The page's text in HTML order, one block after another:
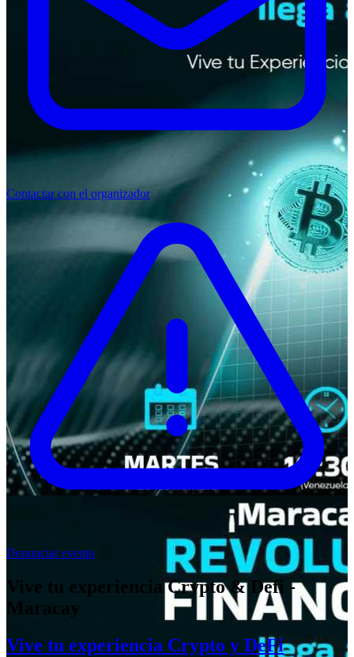
Contactar con el organizador
Denunciar evento
Vive tu experiencia Crypto & Defi -
Maracay
Vive tu experiencia Crypto y DeFi